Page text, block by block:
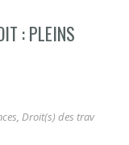
: PLEINS
, Droit(s) des trav